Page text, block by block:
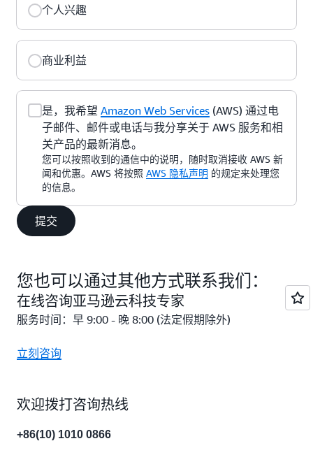
个人兴趣
商业利益
是，我希望 Amazon Web Services (AWS) 通过电
子邮件、邮件或电话与我分享关于 AWS 服务和相
关产品的最新消息。
您可以按照收到的通信中的说明，随时取消接收 AWS 新
闻和优惠。AWS 将按照 AWS 隐私声明 的规定来处理您
的信息。
提交
您也可以通过其他方式联系我们：
在线咨询亚马逊云科技专家
服务时间：早 9:00 - 晚 8:00 (法定假期除外)
立刻咨询
欢迎拨打咨询热线
+86(10) 1010 0866